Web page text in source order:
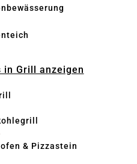
in Grill anzeigen
& Pizzastein